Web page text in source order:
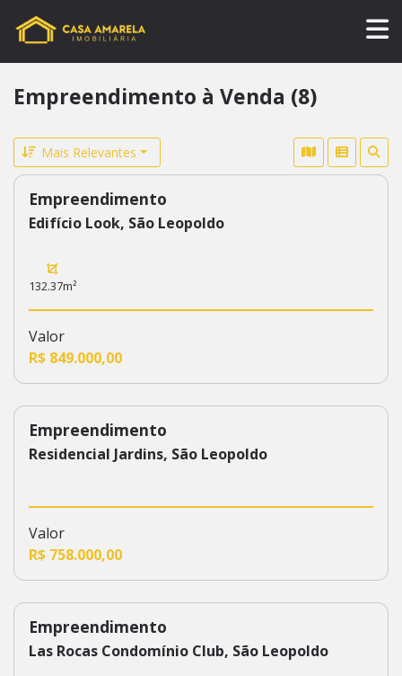
Empreendimento à Venda (8)
Mais Relevantes
385
Empreendimento
Edifício Look, São Leopoldo
132.37m²
Valor
R$ 849.000,00
210
Empreendimento
Residencial Jardins, São Leopoldo
Valor
R$ 758.000,00
142
Empreendimento
Las Rocas Condomínio Club, São Leopoldo